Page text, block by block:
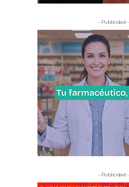
- Publicidad -
- Publicidad -